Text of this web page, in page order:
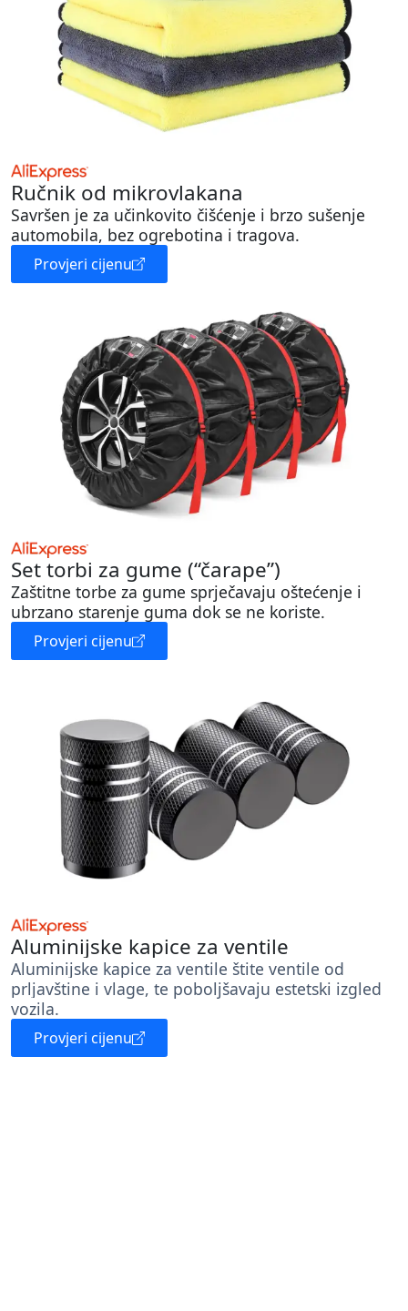
Ručnik od mikrovlakana
Savršen je za učinkovito čišćenje i brzo sušenje
automobila, bez ogrebotina i tragova.
Provjeri cijenu
Set torbi za gume (“čarape”)
Zaštitne torbe za gume sprječavaju oštećenje i
ubrzano starenje guma dok se ne koriste.
Provjeri cijenu
Aluminijske kapice za ventile
Aluminijske kapice za ventile štite ventile od
prljavštine i vlage, te poboljšavaju estetski izgled
vozila.
Provjeri cijenu